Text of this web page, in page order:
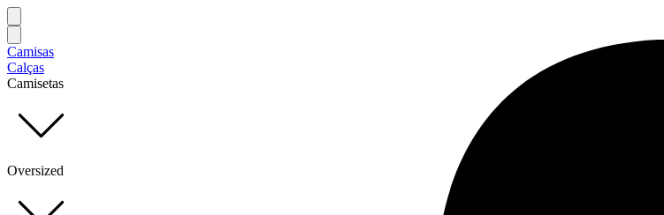
Camisas
Calças
Camisetas
Oversized